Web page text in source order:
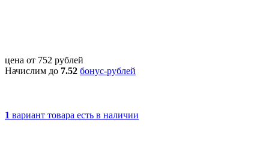
цена от 752 рублей
Начислим до 7.52 бонус-рублей
1 вариант товара есть в наличии